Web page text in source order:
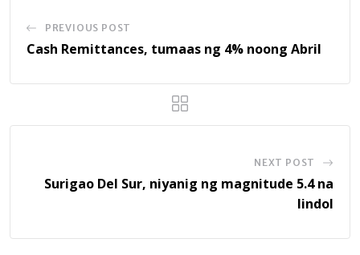
PREVIOUS POST
Cash Remittances, tumaas ng 4% noong Abril
NEXT POST
Surigao Del Sur, niyanig ng magnitude 5.4 na
lindol